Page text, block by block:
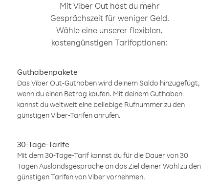
Mit Viber Out hast du mehr
Gesprächszeit für weniger Geld.
Wähle eine unserer flexiblen,
kostengünstigen Tarifoptionen:
Guthabenpakete
Das Viber Out-Guthaben wird deinem Saldo hinzugefügt,
wenn du einen Betrag kaufen. Mit deinem Guthaben
kannst du weltweit eine beliebige Rufnummer zu den
günstigen Viber-Tarifen anrufen.
30-Tage-Tarife
Mit dem 30-Tage-Tarif kannst du für die Dauer von 30
Tagen Auslandsgespräche an das Ziel deiner Wahl zu den
günstigen Tarifen von Viber vornehmen.